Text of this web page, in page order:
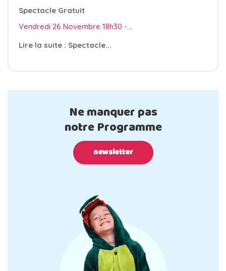
Spectacle Gratuit
Vendredi 26 Novembre 18h30 -...
Lire la suite : Spectacle...
Ne manquer pas
notre Programme
newsletter